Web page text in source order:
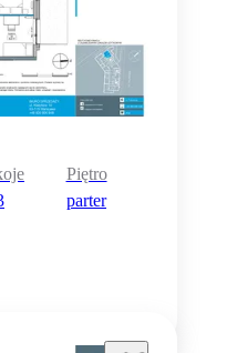
Piętro
parter